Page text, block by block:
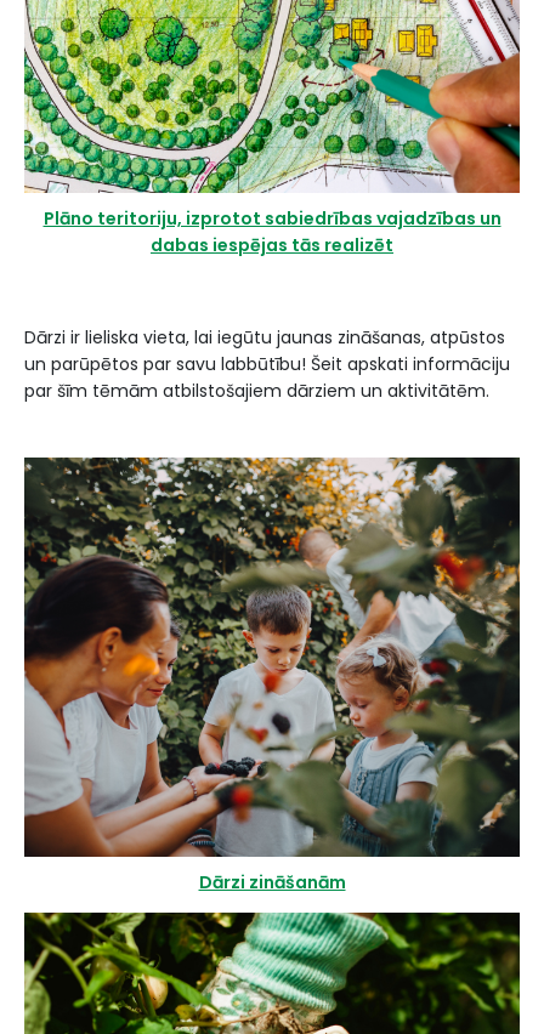
Plāno teritoriju, izprotot sabiedrības vajadzības un
dabas iespējas tās realizēt
Dārzi ir lieliska vieta, lai iegūtu jaunas zināšanas, atpūstos
un parūpētos par savu labbūtību! Šeit apskati informāciju
par šīm tēmām atbilstošajiem dārziem un aktivitātēm.
Dārzi zināšanām